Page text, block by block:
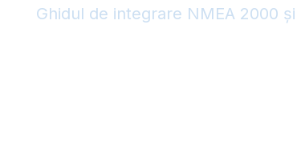
Ghidul de integrare NMEA 2000